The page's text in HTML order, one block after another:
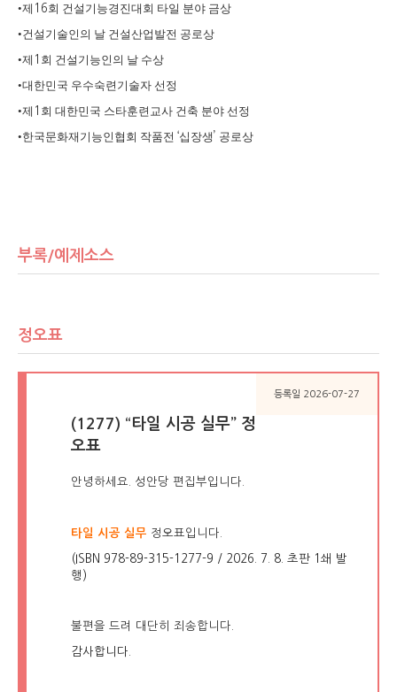
•제 16회 건설기능경진대회 타일 분야 금상
•건설기술인의 날 건설산업발전 공로상
•제 1 회 건설기능인의 날 수상
•대한민국 우수숙련기술자 선정
•제 1 회 대한민국 스타훈련교사 건축 분야 선정
•한국문화재기능인협회 작품전 ‘십장생’ 공로상
부록/예제소스
정오표
등록일 2026-07-27
(1277) “타일 시공 실무” 정
오표
안녕하세요. 성안당 편집부입니다.
타일 시공 실무 정오표입니다.
(ISBN 978-89-315-1277-9 / 2026. 7. 8. 초판 1쇄 발
행)
불편을 드려 대단히 죄송합니다.
감사합니다.